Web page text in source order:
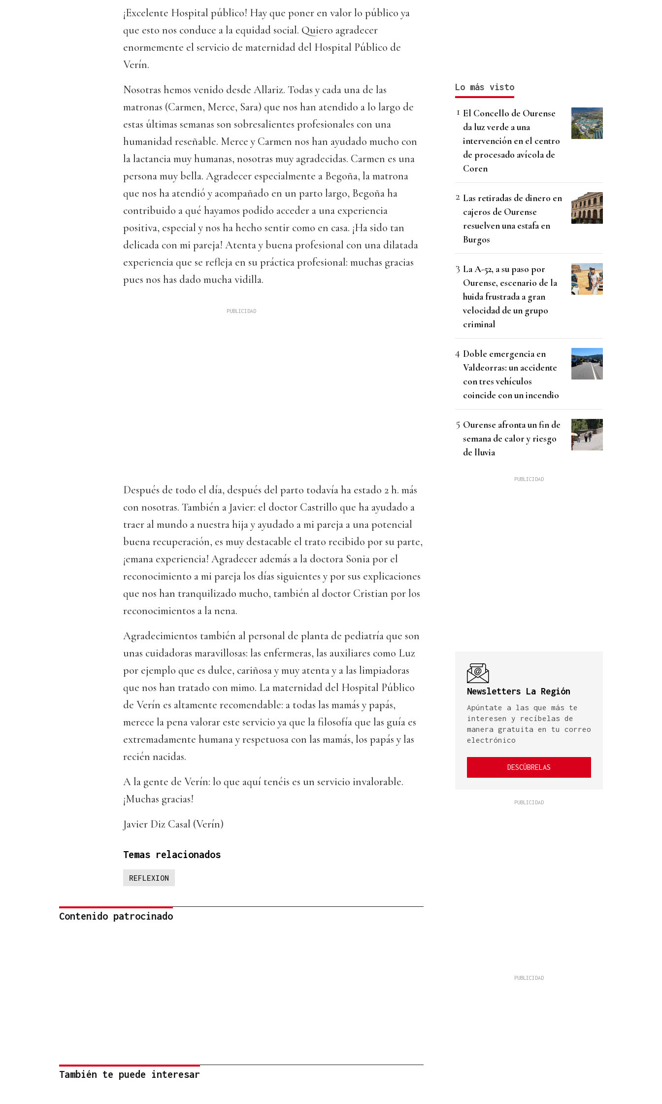
¡Excelente Hospital público! Hay que poner en valor lo público ya
que esto nos conduce a la equidad social. Quiero agradecer
enormemente el servicio de maternidad del Hospital Público de
Verín.
Nosotras hemos venido desde Allariz. Todas y cada una de las
matronas (Carmen, Merce, Sara) que nos han atendido a lo largo de
estas últimas semanas son sobresalientes profesionales con una
humanidad reseñable. Merce y Carmen nos han ayudado mucho con
la lactancia muy humanas, nosotras muy agradecidas. Carmen es una
persona muy bella. Agradecer especialmente a Begoña, la matrona
que nos ha atendió y acompañado en un parto largo, Begoña ha
contribuido a qué hayamos podido acceder a una experiencia
positiva, especial y nos ha hecho sentir como en casa. ¡Ha sido tan
delicada con mi pareja! Atenta y buena profesional con una dilatada
experiencia que se refleja en su práctica profesional: muchas gracias
pues nos has dado mucha vidilla.
Después de todo el día, después del parto todavía ha estado 2 h. más
con nosotras. También a Javier: el doctor Castrillo que ha ayudado a
traer al mundo a nuestra hija y ayudado a mi pareja a una potencial
buena recuperación, es muy destacable el trato recibido por su parte,
¡emana experiencia! Agradecer además a la doctora Sonia por el
reconocimiento a mi pareja los días siguientes y por sus explicaciones
que nos han tranquilizado mucho, también al doctor Cristian por los
reconocimientos a la nena.
Agradecimientos también al personal de planta de pediatría que son
unas cuidadoras maravillosas: las enfermeras, las auxiliares como Luz
por ejemplo que es dulce, cariñosa y muy atenta y a las limpiadoras
que nos han tratado con mimo. La maternidad del Hospital Público
de Verín es altamente recomendable: a todas las mamás y papás,
merece la pena valorar este servicio ya que la filosofía que las guía es
extremadamente humana y respetuosa con las mamás, los papás y las
recién nacidas.
A la gente de Verín: lo que aquí tenéis es un servicio invalorable.
¡Muchas gracias!
Javier Diz Casal (Verín)
Temas relacionados
REFLEXION
Contenido patrocinado
También te puede interesar
Lo más visto
El Concello de Ourense
da luz verde a una
intervención en el centro
de procesado avícola de
Coren
Las retiradas de dinero en
cajeros de Ourense
resuelven una estafa en
Burgos
La A-52, a su paso por
Ourense, escenario de la
huida frustrada a gran
velocidad de un grupo
criminal
Doble emergencia en
Valdeorras: un accidente
con tres vehículos
coincide con un incendio
Ourense afronta un fin de
semana de calor y riesgo
de lluvia
Newsletters La Región
Apúntate a las que más te
interesen y recíbelas de
manera gratuita en tu correo
electrónico
DESCÚBRELAS